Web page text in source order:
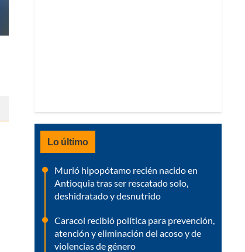
Lo último
Murió hipopótamo recién nacido en
Antioquia tras ser rescatado solo,
deshidratado y desnutrido
Caracol recibió política para prevención,
atención y eliminación del acoso y de
violencias de género